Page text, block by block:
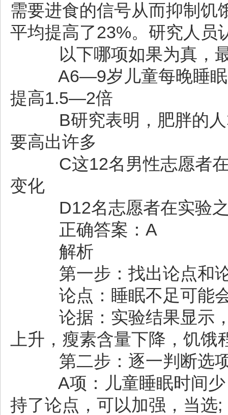
需要进食的信号从而抑制饥
平均提高了23%。研究人员
以下哪项如果为真，
A6—9岁儿童每晚睡眠
提高1.5—2倍
B研究表明，肥胖的人
要高出许多
C这12名男性志愿者在
变化
D12名志愿者在实验之
正确答案：A
解析
第一步：找出论点和
论点：睡眠不足可能
论据：实验结果显示，
上升，瘦素含量下降，饥饿
第二步：逐一判断选
A项：儿童睡眠时间少
持了论点，可以加强，当选;